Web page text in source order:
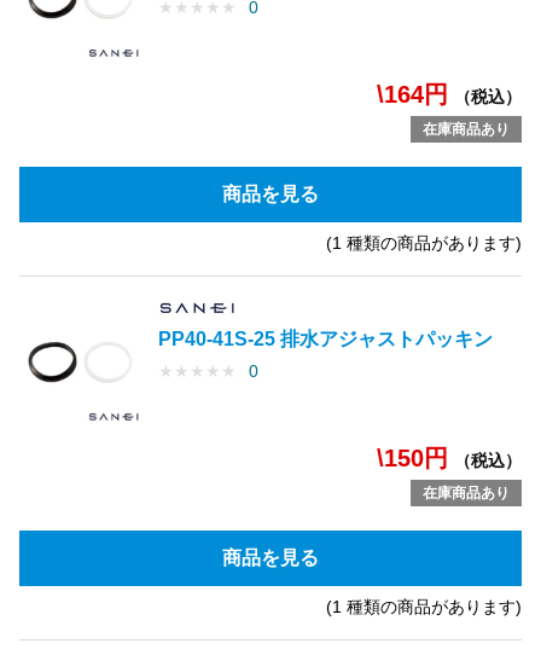
★ ★ ★ ★ ★ 0
\164円 （税込）
在庫商品あり
商品を見る
(1 種類の商品があります)
PP40-41S-25 排水アジャストパッキン
★ ★ ★ ★ ★ 0
\150円 （税込）
在庫商品あり
商品を見る
(1 種類の商品があります)